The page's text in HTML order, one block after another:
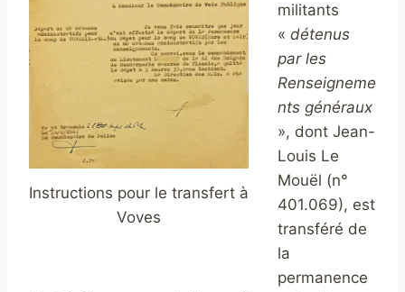
Instructions pour le transfert à
Voves
militants
« détenus
par les
Renseigneme
nts généraux
», dont Jean-
Louis Le
Mouël (n°
401.069), est
transféré de
la
permanence